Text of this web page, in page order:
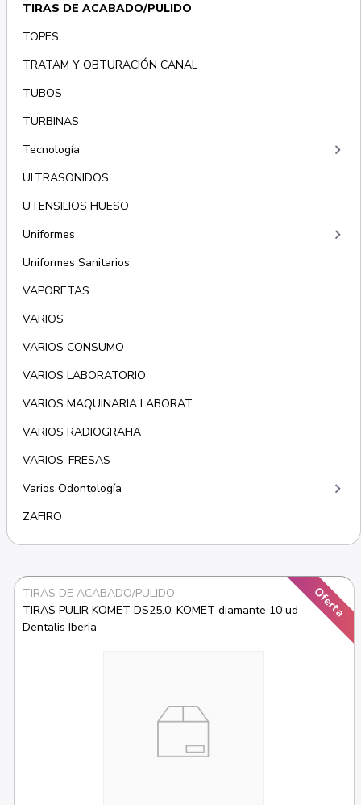
TIRAS DE ACABADO/PULIDO
TOPES
TRATAM Y OBTURACIÓN CANAL
TUBOS
TURBINAS
Tecnología
keyboard_arrow_right
ULTRASONIDOS
UTENSILIOS HUESO
Uniformes
keyboard_arrow_right
Uniformes Sanitarios
VAPORETAS
VARIOS
VARIOS CONSUMO
VARIOS LABORATORIO
VARIOS MAQUINARIA LABORAT
VARIOS RADIOGRAFIA
VARIOS-FRESAS
Varios Odontología
keyboard_arrow_right
ZAFIRO
Oferta
TIRAS DE ACABADO/PULIDO
TIRAS PULIR KOMET DS25.0. KOMET diamante 10 ud -
Dentalis Iberia